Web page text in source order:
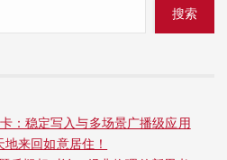
搜索
：稳定写入与多场景广播级应用
来回如意居住！